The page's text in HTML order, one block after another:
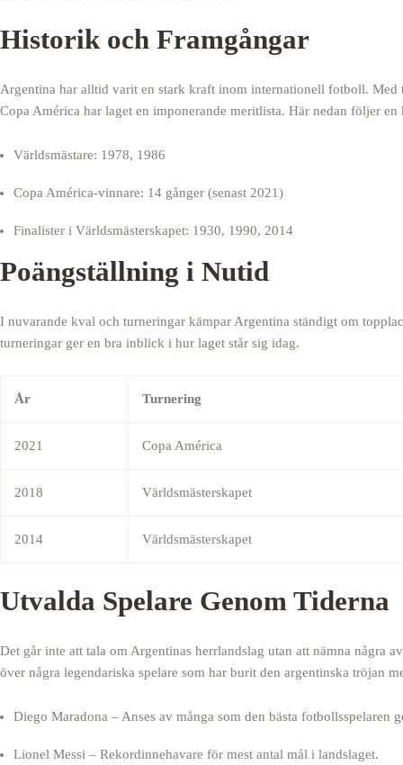
Historik och Framgångar
Argentina har alltid varit en stark kraft inom internationell fotboll.
Copa América har laget en imponerande meritlista. Här nedan följer
Världsmästare: 1978, 1986
Copa América-vinnare: 14 gånger (senast 2021)
Finalister i Världsmästerskapet: 1930, 1990, 2014
Poängställning i Nutid
I nuvarande kval och turneringar kämpar Argentina ständigt om
turneringar ger en bra inblick i hur laget står sig idag.
År Turnering
2021 Copa América
2018 Världsmästerskapet
2014 Världsmästerskapet
Utvalda Spelare Genom Tiderna
Det går inte att tala om Argentinas herrlandslag utan att nämna några
över några legendariska spelare som har burit den argentinska tröjan
Diego Maradona – Anses av många som den bästa fotbollsspelaren
Lionel Messi – Rekordinnehavare för mest antal mål i landslaget.